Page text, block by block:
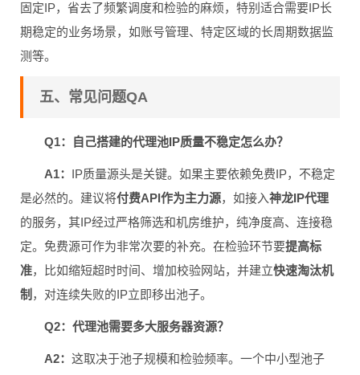
固定IP，省去了频繁调度和检验的麻烦，特别适合需要IP长
期稳定的业务场景，如账号管理、特定区域的长周期数据监
测等。
五、常见问题QA
Q1：自己搭建的代理池IP质量不稳定怎么办？
A1： IP质量源头是关键。如果主要依赖免费IP，不稳定
是必然的。建议将付费API作为主力源，如接入神龙IP代理
的服务，其IP经过严格筛选和机房维护，纯净度高、连接稳
定。免费源可作为非常次要的补充。在检验环节要提高标
准，比如缩短超时时间、增加校验网站，并建立快速淘汰机
制 ，对连续失败的IP立即移出池子。
Q2：代理池需要多大服务器资源？
A2： 这取决于池子规模和检验频率。一个中小型池子